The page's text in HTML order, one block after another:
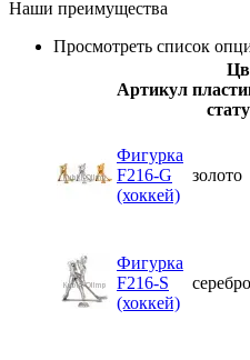
Наши преимущества
Просмотреть список
Артикул
Фигурка
F216-G
(хоккей)
золото
Фигурка
F216-S
(хоккей)
серебро